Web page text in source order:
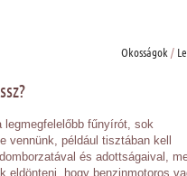
Okosságok /
fűnyírót, sok
vennünk, például tisztában kell
és adottságaival,
eldönteni, hogy benzinmotoros